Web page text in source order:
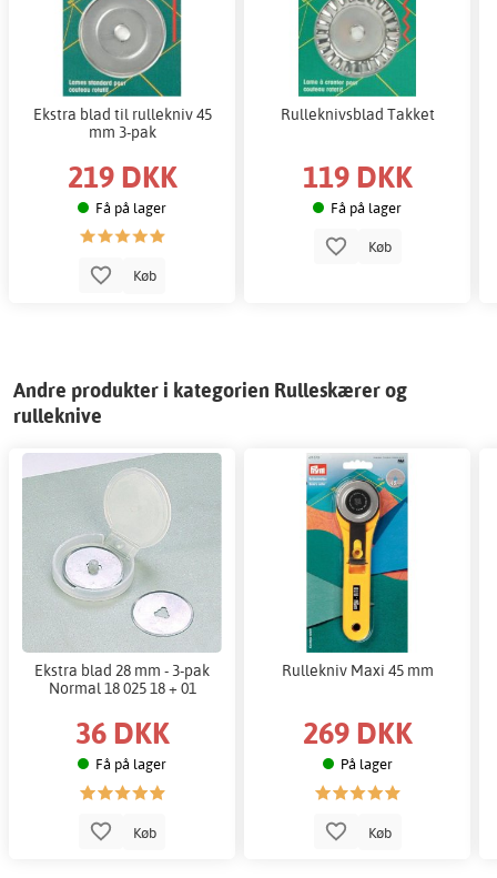
Ekstra blad til rullekniv 45
mm 3-pak
219 DKK
Få på lager
Køb
Rulleknivsblad Takket
119 DKK
Få på lager
Køb
Andre produkter i kategorien Rulleskærer og
rulleknive
Ekstra blad 28 mm - 3-pak
Normal 18 025 18 + 01
36 DKK
Få på lager
Køb
Rullekniv Maxi 45 mm
269 DKK
På lager
Køb